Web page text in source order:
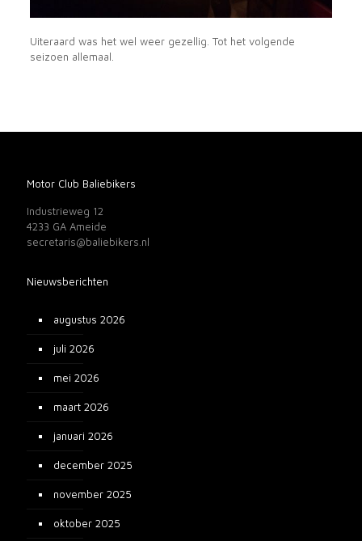
Uiteraard was het wel weer gezellig. Tot het volgende
seizoen allemaal.
Motor Club Baliebikers
Industrieweg 12
4233 GA Ameide
secretaris@baliebikers.nl
Nieuwsberichten
augustus 2026
juli 2026
mei 2026
maart 2026
januari 2026
december 2025
november 2025
oktober 2025